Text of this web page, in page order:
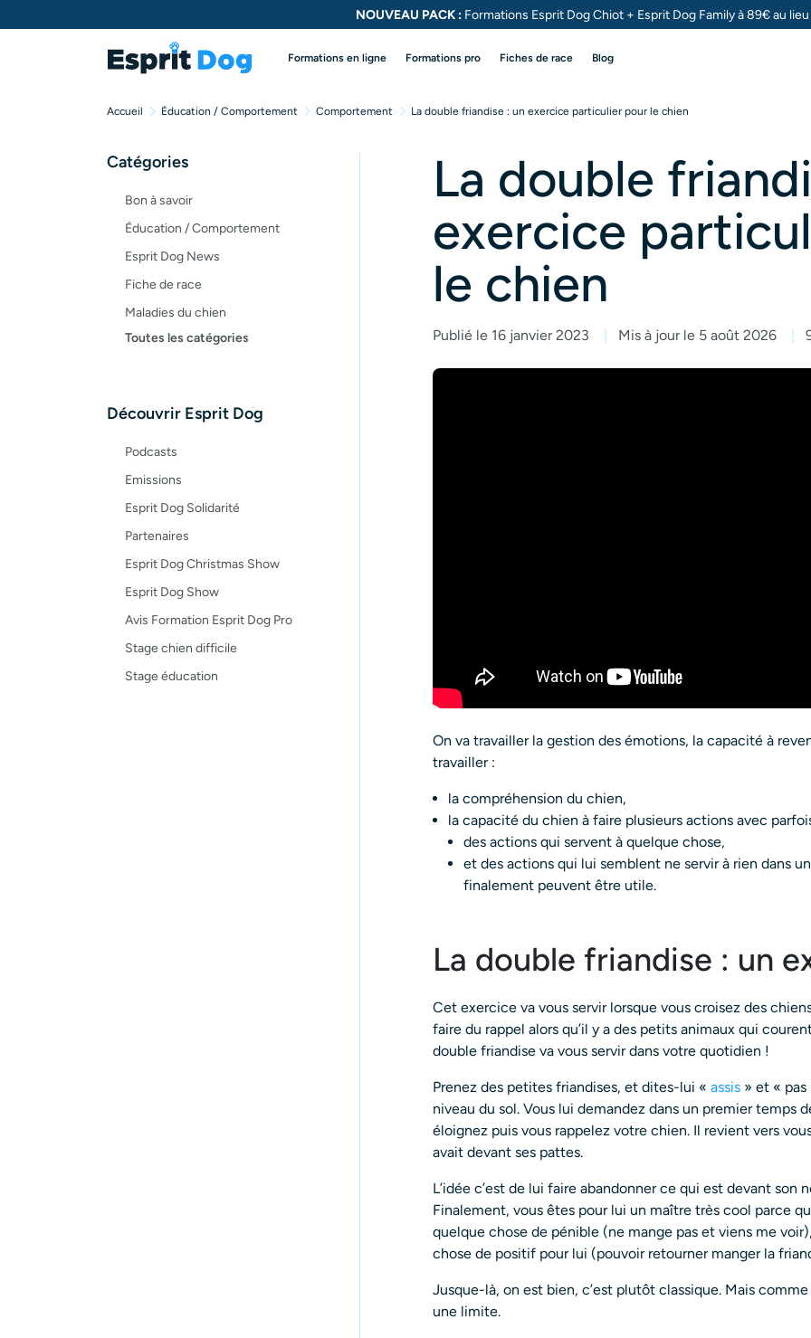
NOUVEAU PACK : Formations Esprit Dog Chiot + Esprit Dog Family à 89€ au
Formations en ligne Formations pro Fiches de race Blog
Accueil Éducation / Comportement Comportement La double friandise : un exercice particulier pour le chien
Catégories
Bon à savoir
Éducation / Comportement
Esprit Dog News
Fiche de race
Maladies du chien
Opinion
Recettes
Toutes les catégories
Découvrir Esprit Dog
Podcasts
Emissions
Esprit Dog Solidarité
Partenaires
Esprit Dog Christmas Show
Esprit Dog Show
Avis Formation Esprit Dog Pro
Stage chien difficile
Stage éducation
La double
exercice
le chien
Publié le 16 janvier 2023 Mis à jour le 5 août 2026
On va travailler la gestion des émotions, la capacité à
travailler :
la compréhension du chien,
la capacité du chien à faire plusieurs actions avec
des actions qui servent à quelque chose,
et des actions qui lui semblent ne servir à rien dans
finalement peuvent être utile.
La double friandise : un
Cet exercice va vous servir lorsque vous croisez des
faire du rappel alors qu’il y a des petits animaux qui
double friandise va vous servir dans votre quotidien !
Prenez des petites friandises, et dites-lui « assis » et « pas
niveau du sol. Vous lui demandez dans un premier temps
éloignez puis vous rappelez votre chien. Il revient vers
avait devant ses pattes.
L’idée c’est de lui faire abandonner ce qui est devant son
Finalement, vous êtes pour lui un maître très cool parce
quelque chose de pénible (ne mange pas et viens me
chose de positif pour lui (pouvoir retourner manger la
Jusque-là, on est bien, c’est plutôt classique. Mais
une limite.